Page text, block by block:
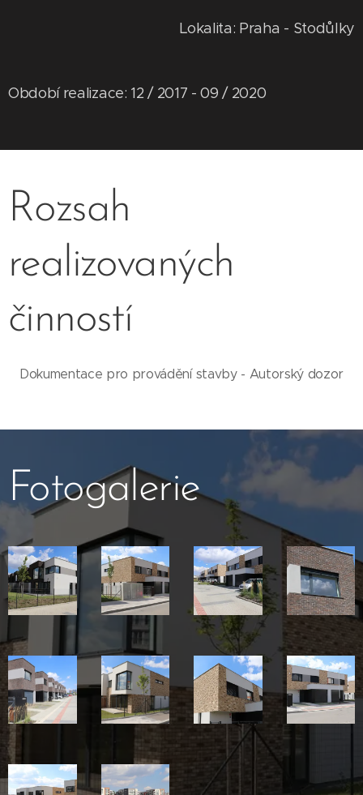
Lokalita: Praha - Stodůlky
Období realizace: 12 / 2017 - 09 / 2020
Rozsah
realizovaných
činností
Dokumentace pro provádění stavby - Autorský dozor
Fotogalerie